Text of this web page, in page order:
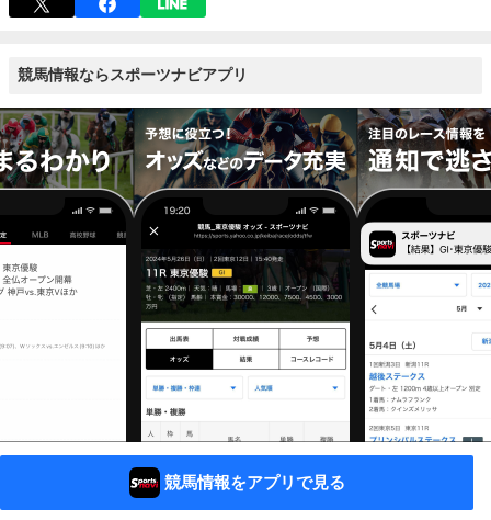
競馬情報ならスポーツナビアプリ
競馬情報をアプリで見る